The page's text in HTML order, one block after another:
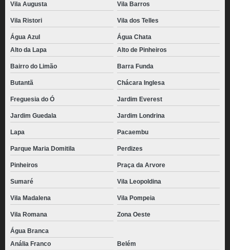
Vila Augusta Vila Barros
Vila Ristori Vila dos Telles
Água Azul
Água Chata
Alto da Lapa
Alto de Pinheiros
Bairro do Limão Barra Funda
Butantã Chácara Inglesa
Freguesia do Ó Jardim Everest
Jardim Guedala Jardim Londrina
Lapa Pacaembu
Parque Maria Domitila Perdizes
Pinheiros Praça da Arvore
Sumaré Vila Leopoldina
Vila Madalena Vila Pompeia
Vila Romana Zona Oeste
Água Branca
Anália Franco
Belém